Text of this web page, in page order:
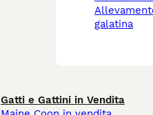
allevamento cani
galatina
Gatti e Gattini in Vendita